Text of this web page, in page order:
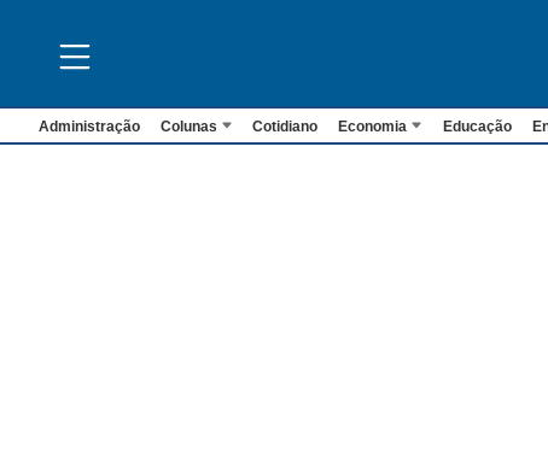
Administração Colunas Cotidiano Economia Educação